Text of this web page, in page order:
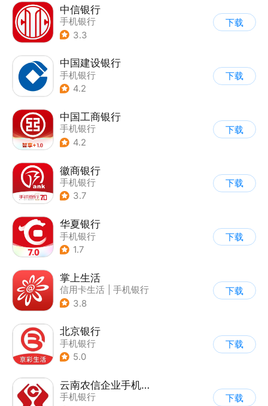
中信银行
手机银行
3.3
下载
中国建设银行
手机银行
4.2
下载
中国工商银行
手机银行
4.2
下载
徽商银行
手机银行
3.7
下载
华夏银行
手机银行
1.7
下载
掌上生活
信用卡生活
手机银行
3.8
下载
北京银行
手机银行
5.0
下载
云南农信企业手机银行
手机银行
下载